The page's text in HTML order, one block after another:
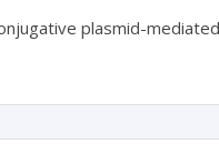
plasmid-